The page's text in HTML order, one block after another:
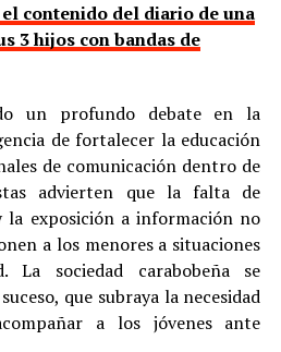
contenido del diario de una
3 hijos con bandas de
un profundo debate en la
de fortalecer la educación
de comunicación dentro de
advierten que la falta de
exposición a información no
a los menores a situaciones
La sociedad carabobeña se
que subraya la necesidad
a los jóvenes ante